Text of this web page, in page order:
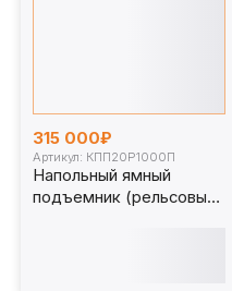
315 000₽
Артикул: КПП20Р1000П
Напольный ямный
подъемник (рельсовый)